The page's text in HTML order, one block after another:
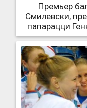
Премьер
Смилевски,
папарацци